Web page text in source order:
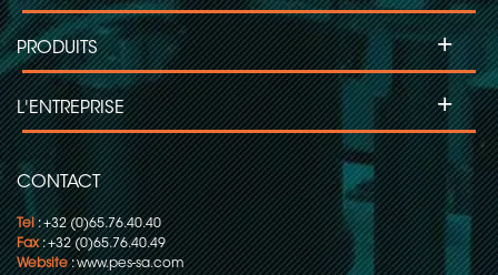
CONTACT
Tel: +32 (0)65.76.40.40
Fax: +32 (0)65.76.40.49
Website:www.pes-sa.com
PRODUITS +
L'ENTREPRISE +